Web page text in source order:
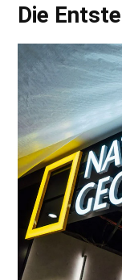
Die